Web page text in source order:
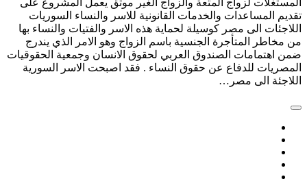
تقديم المساعدات والخدمات القانونية للاسر والنساء السوريات
اللاجئات الى مصر كوسيلة لحماية هذه الاسر والفتيات والنساء بها
من مخاطر المتأجرة الجنسية باسم الزواج وهو الامر الذي يندرج
ضمن اهتمامات الصندوق العربي لحقوق الانسان وجمعية الحقوقيات
المصريات للدفاع عن حقوق النساء . فقد اصبحت الاسر السورية
اللاجئة الى مصر…